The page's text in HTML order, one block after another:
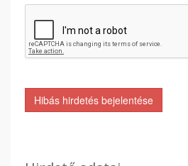
Hibás hirdetés bejelentése